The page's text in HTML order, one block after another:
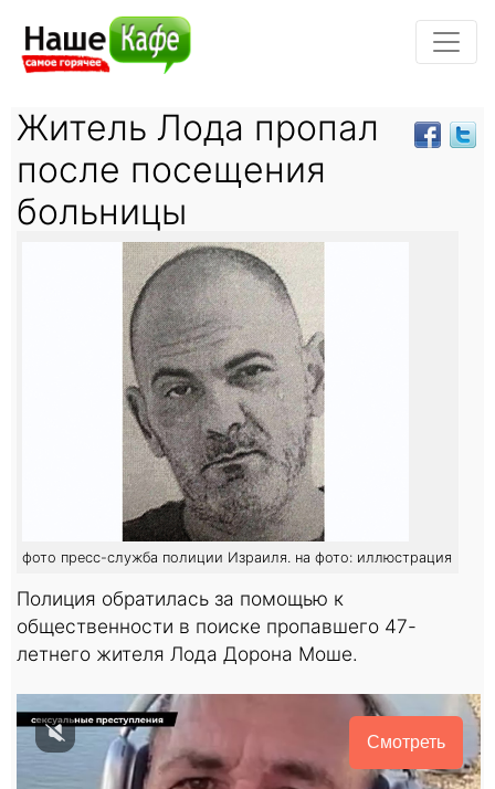
Житель Лода пропал
после посещения
больницы
фото пресс-служба полиции Израиля. на фото: иллюстрация
Полиция обратилась за помощью к
общественности в поиске пропавшего 47-
летнего жителя Лода Дорона Моше.
Смотреть